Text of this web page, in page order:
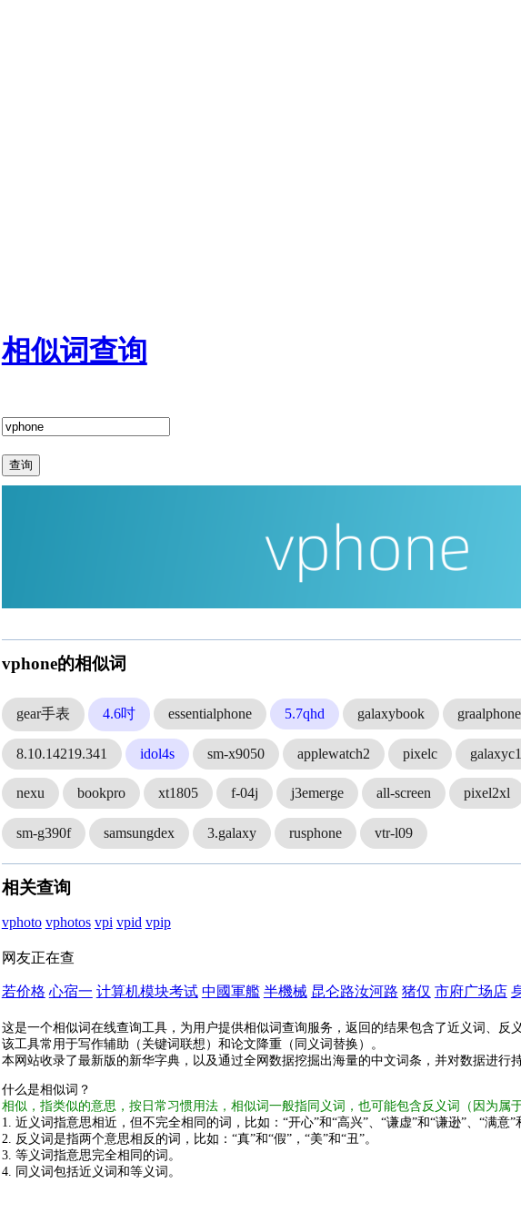
相似词查询
查询
vphone的相似词
gear手表 4.6吋 essentialphone 5.7qhd galaxybook graalphone
8.10.14219.341 idol4s sm-x9050 applewatch2 pixelc
nexu bookpro xt1805 f-04j j3emerge all-screen pixel2xl
sm-g390f samsungdex 3.galaxy rusphone vtr-l09
相关查询
vphoto vphotos vpi vpid vpip
网友正在查
若价格 心宿一 计算机模块考试 中國軍艦 半機械 昆仑路汝河路 猪仅 市府广场店
这是一个相似词在线查询工具，为用户提供相似词查询服务，返回的结果包含了近义词、反
该工具常用于写作辅助（关键词联想）和论文降重（同义词替换）。
本网站收录了最新版的新华字典，以及通过全网数据挖掘出海量的中文词条，并对数据进行
什么是相似词？
相似，指类似的意思，按日常习惯用法，相似词一般指同义词，也可能包含反义词（因为属
1. 近义词指意思相近，但不完全相同的词，比如：“开心”和“高兴”、“谦虚”和“谦逊”、“满意”
2. 反义词是指两个意思相反的词，比如：“真”和“假”，“美”和“丑”。
3. 等义词指意思完全相同的词。
4. 同义词包括近义词和等义词。